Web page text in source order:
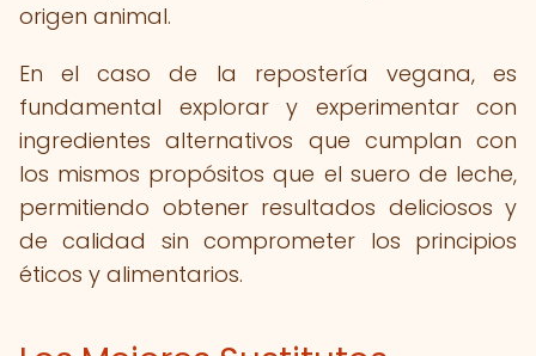
origen animal.
En el caso de la repostería vegana, es
fundamental explorar y experimentar con
ingredientes alternativos que cumplan con
los mismos propósitos que el suero de leche,
permitiendo obtener resultados deliciosos y
de calidad sin comprometer los principios
éticos y alimentarios.